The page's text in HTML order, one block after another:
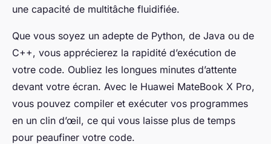
une capacité de multitâche fluidifiée.
Que vous soyez un adepte de Python, de Java ou de
C++, vous apprécierez la rapidité d’exécution de
votre code. Oubliez les longues minutes d’attente
devant votre écran. Avec le Huawei MateBook X Pro,
vous pouvez compiler et exécuter vos programmes
en un clin d’œil, ce qui vous laisse plus de temps
pour peaufiner votre code.